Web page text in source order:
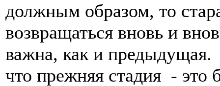
должным образом, то
возвращаться вновь и
важна, как и
что прежняя стадия - это